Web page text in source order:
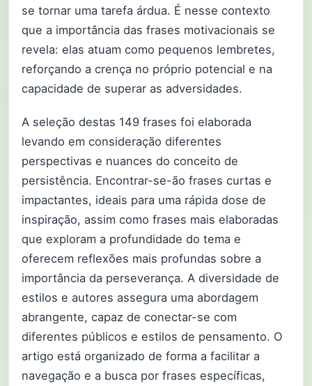
se tornar uma tarefa árdua. É nesse contexto
que a importância das frases motivacionais se
revela: elas atuam como pequenos lembretes,
reforçando a crença no próprio potencial e na
capacidade de superar as adversidades.
A seleção destas 149 frases foi elaborada
levando em consideração diferentes
perspectivas e nuances do conceito de
persistência. Encontrar-se-ão frases curtas e
impactantes, ideais para uma rápida dose de
inspiração, assim como frases mais elaboradas
que exploram a profundidade do tema e
oferecem reflexões mais profundas sobre a
importância da perseverança. A diversidade de
estilos e autores assegura uma abordagem
abrangente, capaz de conectar-se com
diferentes públicos e estilos de pensamento. O
artigo está organizado de forma a facilitar a
navegação e a busca por frases específicas,